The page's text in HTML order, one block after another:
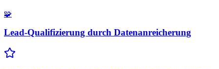
🧩
Lead-Qualifizierung durch Datenanreicherung